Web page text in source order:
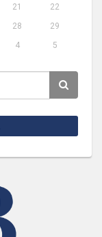
21
22
28
29
4 5